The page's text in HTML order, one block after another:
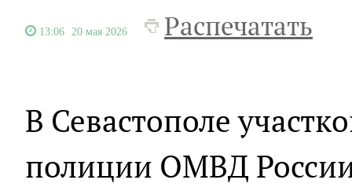
13:06 20 мая 2026 Распечатать
В Севастополе
полиции ОМВД